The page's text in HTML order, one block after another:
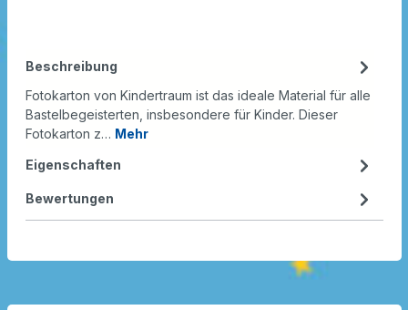
Beschreibung
Fotokarton von Kindertraum ist das ideale Material für alle
Bastelbegeisterten, insbesondere für Kinder. Dieser
Fotokarton z… Mehr
Eigenschaften
Bewertungen